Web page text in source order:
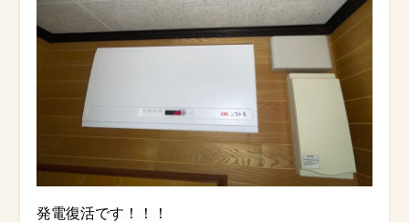
発電復活です！！！